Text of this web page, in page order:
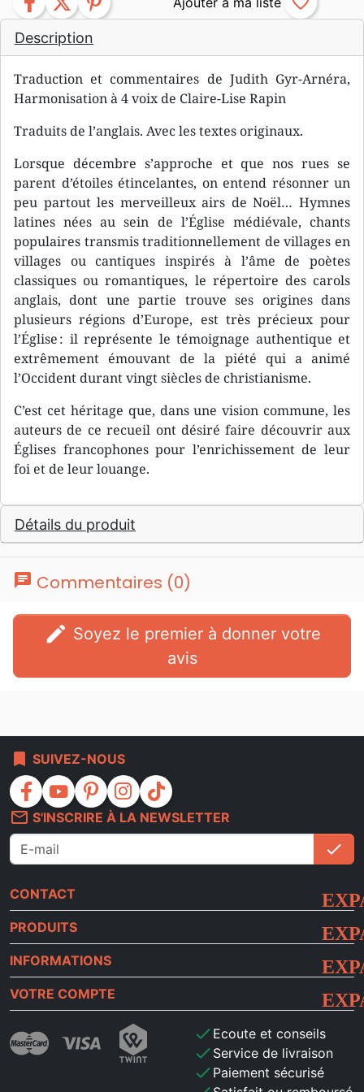
Description
Traduction et commentaires de Judith Gyr-Arnéra,
Harmonisation à 4 voix de Claire-Lise Rapin
Traduits de l’anglais. Avec les textes originaux.
Lorsque décembre s’approche et que nos rues se
parent d’étoiles étincelantes, on entend résonner un
peu partout les merveilleux airs de Noël… Hymnes
latines nées au sein de l’Église médiévale, chants
populaires transmis traditionnellement de villages en
villages ou cantiques inspirés à l’âme de poètes
classiques ou romantiques, le répertoire des carols
anglais, dont une partie trouve ses origines dans
plusieurs régions d’Europe, est très précieux pour
l’Église : il représente le témoignage authentique et
extrêmement émouvant de la piété qui a animé
l’Occident durant vingt siècles de christianisme.
C’est cet héritage que, dans une vision commune, les
auteurs de ce recueil ont désiré faire découvrir aux
Églises francophones pour l’enrichissement de leur
foi et de leur louange.
Détails du produit
chat Commentaires (0)
edit
avis
bookmark SUIVEZ-NOUS
facebook youtube pinterest instagram
tiktok
mail_outline S'INSCRIRE À LA NEWSLETTER
check
CONTACT
PRODUITS
INFORMATIONS
VOTRE COMPTE
check Ecoute et conseils
check Service de livraison
check Paiement sécurisé